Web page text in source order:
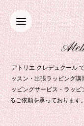
アトリエ クレデュクール
ッスン・出張ラッピング講
ッピングサービス・ラッ
るご依頼を承っております